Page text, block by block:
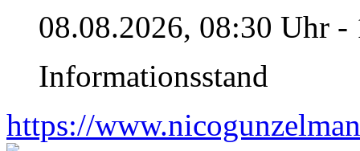
08.08.2026, 08:30 Uhr -
Informationsstand
https://